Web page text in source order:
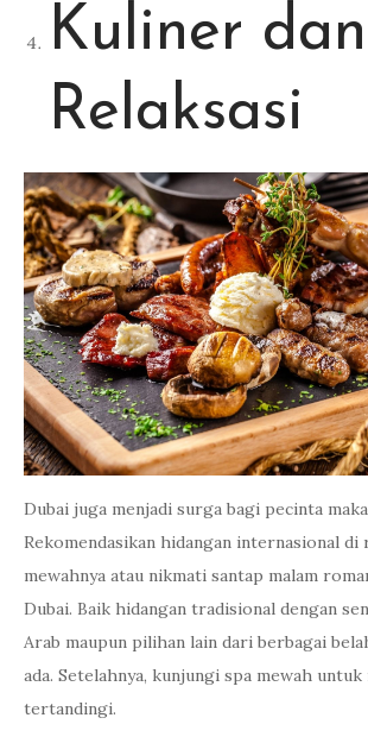
Kuliner dan
Relaksasi
Dubai juga menjadi surga bagi pecinta
Rekomendasikan hidangan internasional
mewahnya atau nikmati santap malam
Dubai. Baik hidangan tradisional dengan
Arab maupun pilihan lain dari berbagai
ada. Setelahnya, kunjungi spa mewah
tertandingi.